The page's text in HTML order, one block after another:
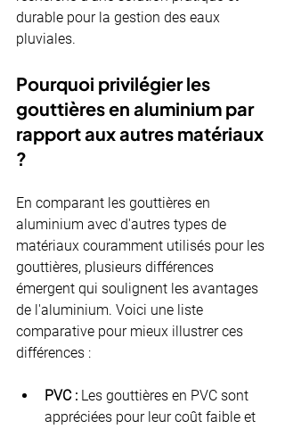
durable pour la gestion des eaux
pluviales.
Pourquoi privilégier les
gouttières en aluminium par
rapport aux autres matériaux
?
En comparant les gouttières en
aluminium avec d'autres types de
matériaux couramment utilisés pour les
gouttières, plusieurs différences
émergent qui soulignent les avantages
de l'aluminium. Voici une liste
comparative pour mieux illustrer ces
différences :
PVC : Les gouttières en PVC sont
appréciées pour leur coût faible et